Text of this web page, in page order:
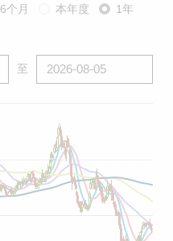
6个月 本年度 1年
至